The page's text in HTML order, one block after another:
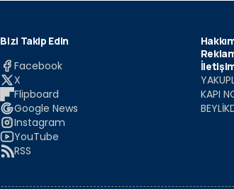
Bizi Takip Edin
Facebook
X
Flipboard
Google News
Instagram
YouTube
RSS
KAPI